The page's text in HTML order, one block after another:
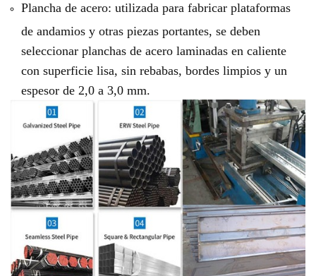
Plancha de acero: utilizada para fabricar plataformas
de andamios y otras piezas portantes, se deben
seleccionar planchas de acero laminadas en caliente
con superficie lisa, sin rebabas, bordes limpios y un
espesor de 2,0 a 3,0 mm.